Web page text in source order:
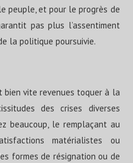
peuple, et pour le progrès de
pas plus l’assentiment
la politique poursuivie.
vite revenues toquer à la
des crises diverses
beaucoup, le remplaçant au
matérialistes ou
formes de résignation ou de